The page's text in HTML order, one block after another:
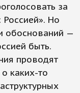
за
Но
обоснований —
быть.
проводят
каких-то